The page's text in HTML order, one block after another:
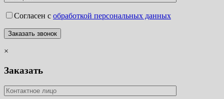
Согласен с обработкой персональных данных
×
Заказать